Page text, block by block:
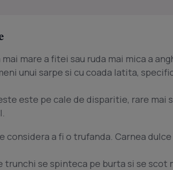
mare a fitei sau ruda mai mica a
unui sarpe si cu coada latita,
este pe cale de disparitie, rare mai
considera a fi o trufanda. Carnea
trunchi se spinteca pe burta si se scot